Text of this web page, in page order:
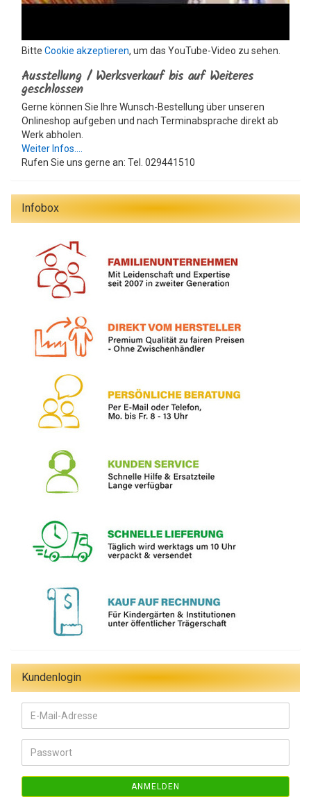
Bitte Cookie akzeptieren, um das YouTube-Video zu sehen.
Ausstellung / Werksverkauf bis auf Weiteres
geschlossen
Gerne können Sie Ihre Wunsch-Bestellung über unseren
Onlineshop aufgeben und nach Terminabsprache direkt ab
Werk abholen.
Weiter Infos....
Rufen Sie uns gerne an: Tel. 029441510
Infobox
Kundenlogin
E-
Mail-
Adresse
Passwort
ANMELDEN